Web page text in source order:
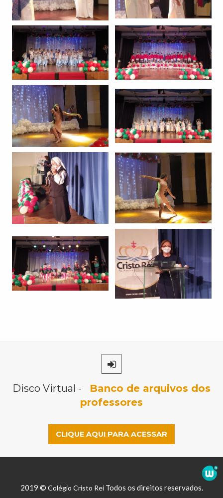
Disco Virtual -
Banco de arquivos dos
professores
CLIQUE AQUI PARA ACESSAR
2019 © Colégio Cristo ReiTodos os direitos reservados.